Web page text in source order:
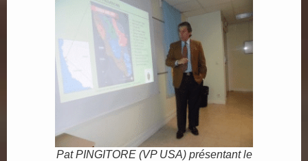
Pat PINGITORE (VP USA) présentant le